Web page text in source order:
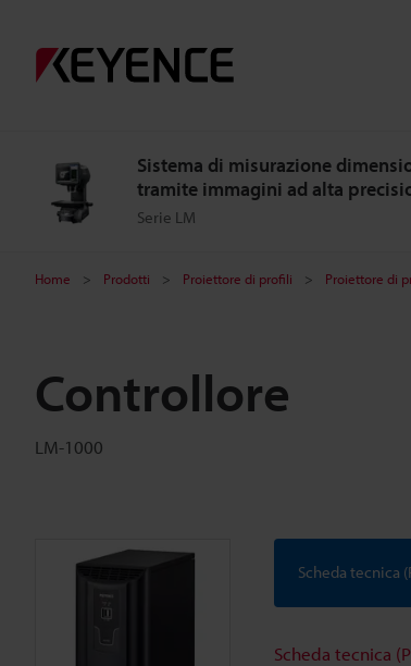
Sistema di misurazione
tramite immagini ad alta
Serie LM
Home Prodotti Proiettore di profili Proiettore di
Controllore
LM-1000
Scheda tecnica
Scheda tecnica